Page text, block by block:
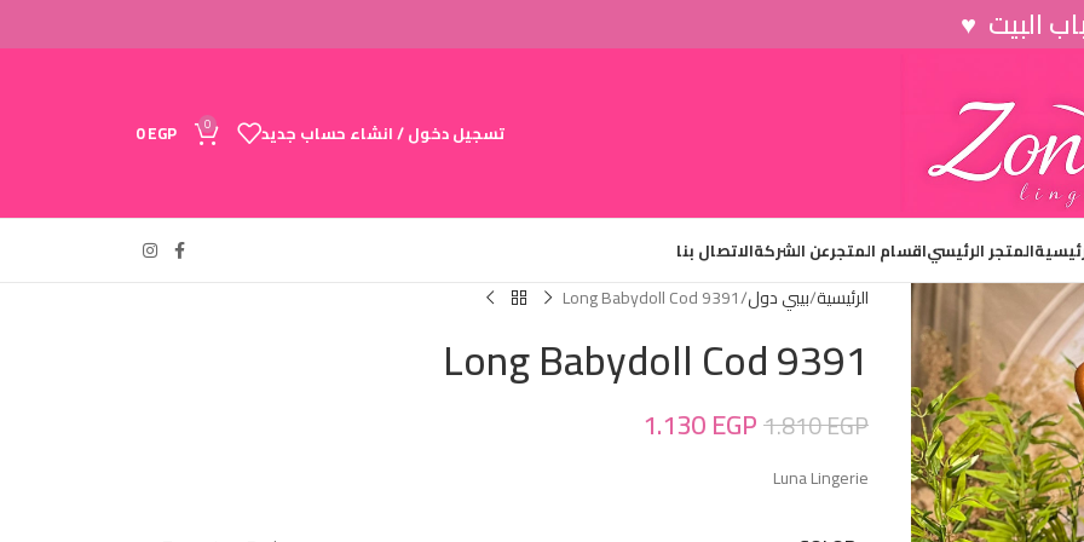
تسجيل دخول / انشاء حساب جديد 0
0EGP
المتجر الرئيسياقسام المتجرعن الشركةالاتصال بنا
الرئيسية بيبي دول Long Babydoll Cod 9391
Long Babydoll Cod 9391
1.810EGP
1.130EGP
Luna Lingerie